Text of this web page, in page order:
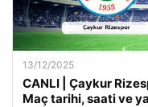
13/12/2025
CANLI | Çaykur
Maç tarihi, saati ve